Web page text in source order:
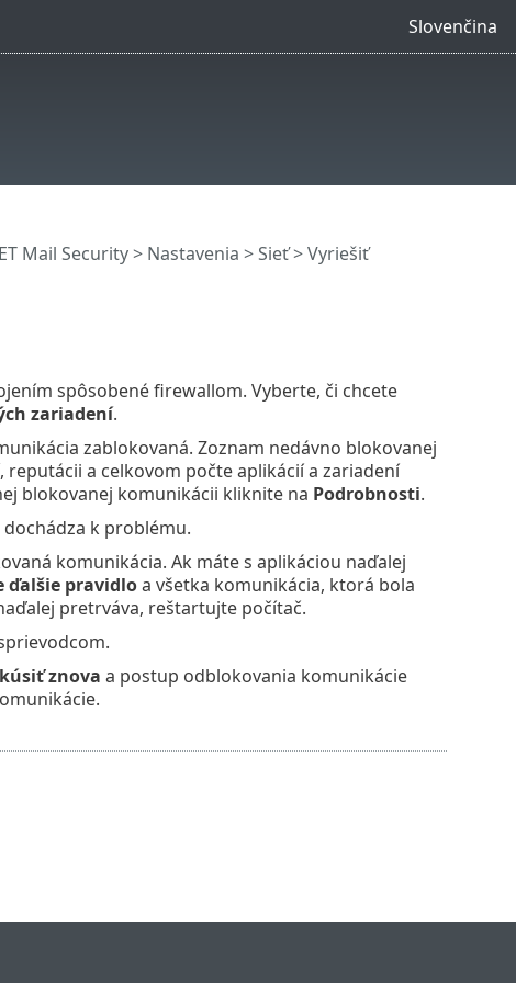
Slovenčina
Mail Security> Nastavenia >Sieť> Vyriešiť
spôsobené firewallom. Vyberte, či chcete
zariadení.
zablokovaná. Zoznam nedávno blokovanej
a celkovom počte aplikácií a zariadení
blokovanej komunikácii kliknite na Podrobnosti.
k problému.
komunikácia. Ak máte s aplikáciou naďalej
ďalšie pravidloa všetka komunikácia, ktorá bola
pretrváva, reštartujte počítač.
znova a postup odblokovania komunikácie